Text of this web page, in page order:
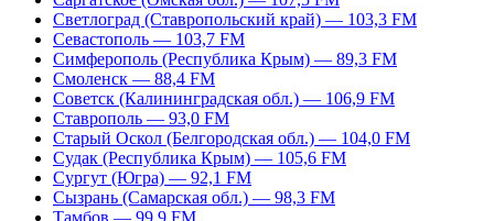
Светлоград (Ставропольский край) — 103,3 FM
Севастополь — 103,7 FM
Симферополь (Республика Крым) — 89,3 FM
Смоленск — 88,4 FM
Советск (Калининградская обл.) — 106,9 FM
Ставрополь — 93,0 FM
Старый Оскол (Белгородская обл.) — 104,0 FM
Судак (Республика Крым) — 105,6 FM
Сургут (Югра) — 92,1 FM
Сызрань (Самарская обл.) — 98,3 FM
Тамбов — 99,9 FM